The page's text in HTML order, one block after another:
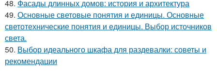
48. Фасады длинных домов: история и архитектура
49. Основные световые понятия и единицы. Основные
светотехнические понятия и единицы. Выбор источников
света.
50. Выбор идеального шкафа для раздевалки: советы и
рекомендации